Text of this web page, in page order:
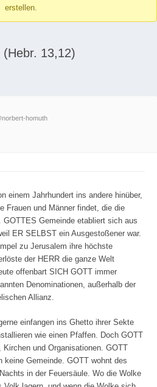
erstellen.
13,12)
homuth
einem Jahrhundert ins andere hinüber,
Frauen und Männer findet, die die
Gemeinde etabliert sich aus
ER SELBST ein Ausgestoßener war.
zu Jerusalem ihre höchste
der HERR die ganze Welt
offenbart SICH GOTT immer
Denominationen, außerhalb der
Allianz.
einfangen ins Ghetto ihrer Sekte
wie einen Pfaffen. Doch GOTT
und Organisationen. GOTT
keine Gemeinde. GOTT wohnt des
in der Feuersäule. Wo die Wolke